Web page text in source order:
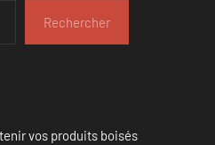
Rechercher
vos produits boisés